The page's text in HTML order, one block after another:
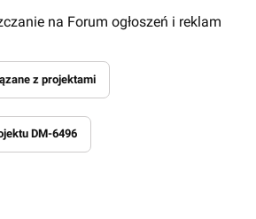
na Forum ogłoszeń i reklam
z projektami
DM-6496